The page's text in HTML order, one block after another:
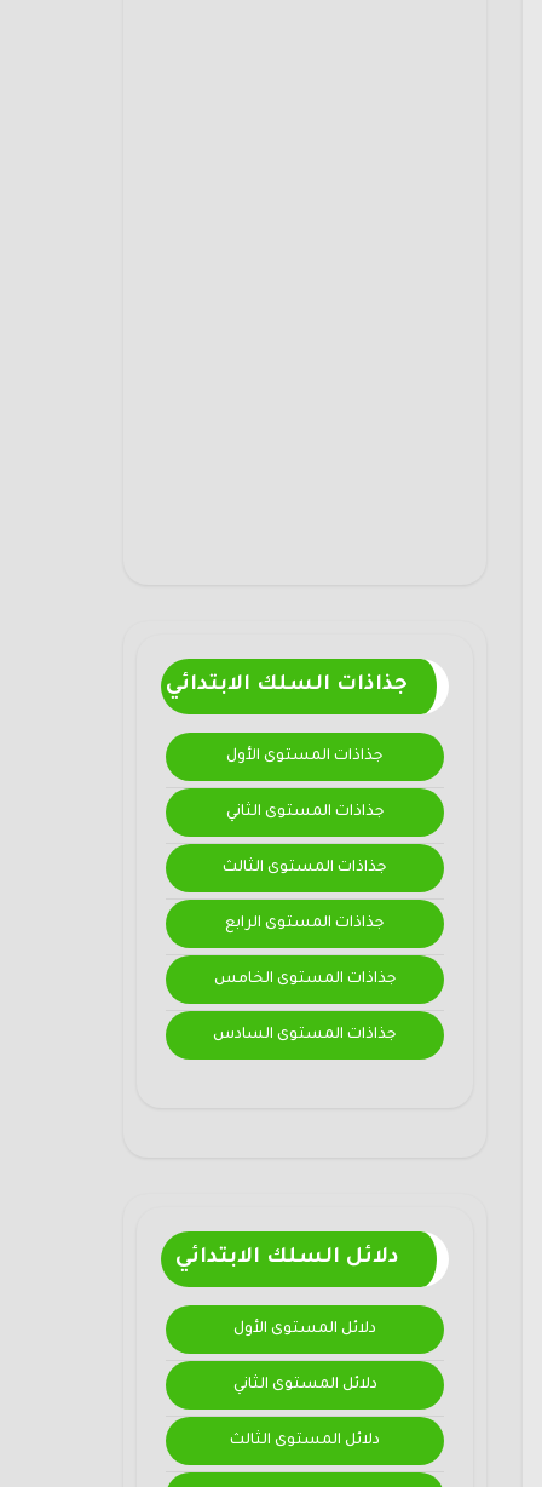
جذاذات السلك الابتدائي
جذاذات المستوى الأول
جذاذات المستوى الثاني
جذاذات المستوى الثالث
جذاذات المستوى الرابع
جذاذات المستوى الخامس
جذاذات المستوى السادس
دلائل السلك الابتدائي
دلائل المستوى الأول
دلائل المستوى الثاني
دلائل المستوى الثالث